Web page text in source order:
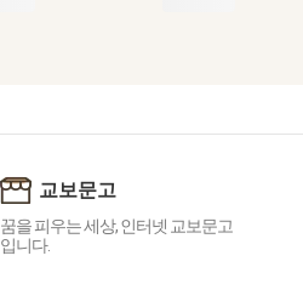
교보문고
꿈을 피우는 세상, 인터넷 교보문고
입니다.